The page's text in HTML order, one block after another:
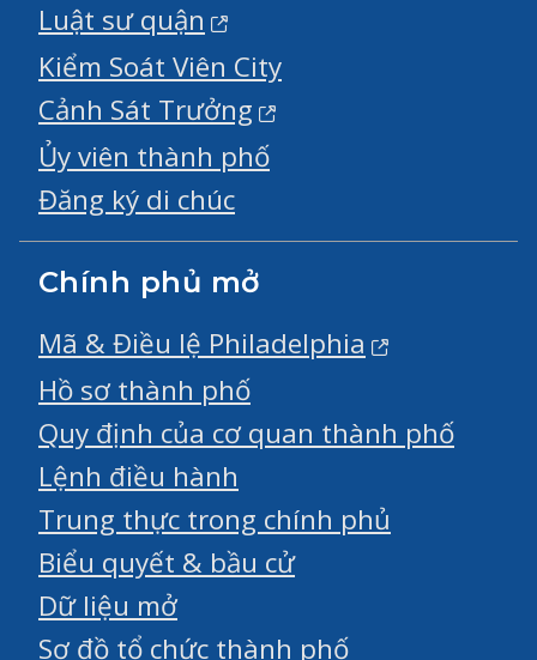
Luật sư quận
Kiểm Soát Viên City
Cảnh Sát Trưởng
Ủy viên thành phố
Đăng ký di chúc
Chính phủ mở
Mã & Điều lệ Philadelphia
Hồ sơ thành phố
Quy định của cơ quan thành phố
Lệnh điều hành
Trung thực trong chính phủ
Biểu quyết & bầu cử
Dữ liệu mở
Sơ đồ tổ chức thành phố